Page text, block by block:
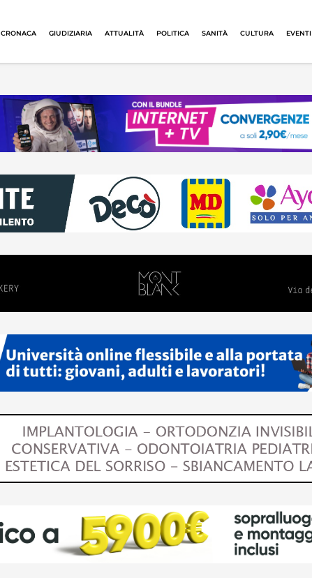
CRONACA GIUDIZIARIA ATTUALITÀ POLITICA SANITÀ CULTURA EVENTI